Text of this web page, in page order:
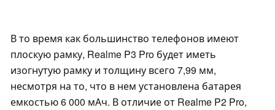
В то время как большинство телефонов имеют
плоскую рамку, Realme P3 Pro будет иметь
изогнутую рамку и толщину всего 7,99 мм,
несмотря на то, что в нем установлена батарея
емкостью 6 000 мАч. В отличие от Realme P2 Pro,